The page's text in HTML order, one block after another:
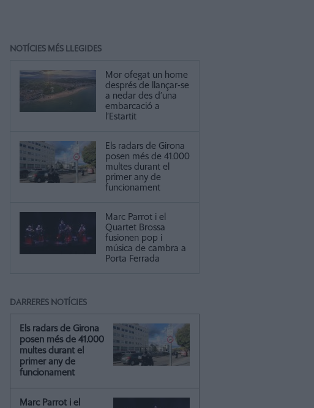
NOTÍCIES MÉS LLEGIDES
Mor ofegat un home
després de llançar-se
a nedar des d’una
embarcació a
l’Estartit
Els radars de Girona
posen més de 41.000
multes durant el
primer any de
funcionament
Marc Parrot i el
Quartet Brossa
fusionen pop i
música de cambra a
Porta Ferrada
DARRERES NOTÍCIES
Els radars de Girona
posen més de 41.000
multes durant el
primer any de
funcionament
Marc Parrot i el